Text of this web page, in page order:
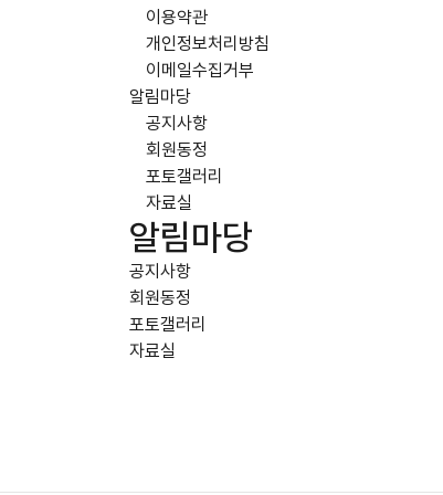
이용약관
개인정보처리방침
이메일수집거부
알림마당
공지사항
회원동정
포토갤러리
자료실
알림마당
공지사항
회원동정
포토갤러리
자료실